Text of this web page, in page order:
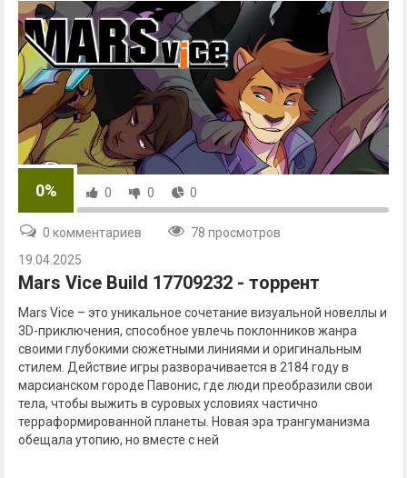
0% 0 0 0
0 комментариев
78 просмотров
19.04.2025
Mars Vice Build 17709232 - торрент
Mars Vice – это уникальное сочетание визуальной новеллы и
3D-приключения, способное увлечь поклонников жанра
своими глубокими сюжетными линиями и оригинальным
стилем. Действие игры разворачивается в 2184 году в
марсианском городе Павонис, где люди преобразили свои
тела, чтобы выжить в суровых условиях частично
терраформированной планеты. Новая эра трангуманизма
обещала утопию, но вместе с ней